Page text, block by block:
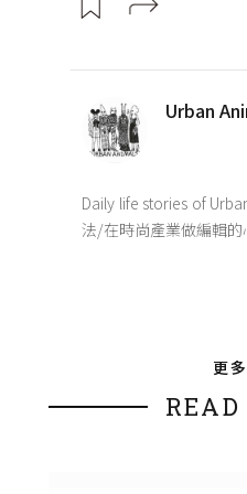
Urban
Daily life stories of
法/在時尚產業做編輯的
更
READ